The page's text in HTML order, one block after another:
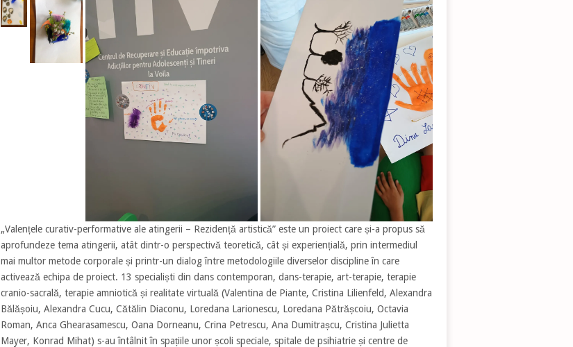
„Valențele curativ-performative ale atingerii – Rezidență artistică” este un proiect care și-a propus să
aprofundeze tema atingerii, atât dintr-o perspectivă teoretică, cât și experiențială, prin intermediul
mai multor metode corporale și printr-un dialog între metodologiile diverselor discipline în care
activează echipa de proiect. 13 specialiști din dans contemporan, dans-terapie, art-terapie, terapie
cranio-sacrală, terapie amniotică și realitate virtuală (Valentina de Piante, Cristina Lilienfeld, Alexandra
Bălășoiu, Alexandra Cucu, Cătălin Diaconu, Loredana Larionescu, Loredana Pătrășcoiu, Octavia
Roman, Anca Ghearasamescu, Oana Dorneanu, Crina Petrescu, Ana Dumitrașcu, Cristina Julietta
Mayer, Konrad Mihat) s-au întâlnit în spațiile unor școli speciale, spitale de psihiatrie și centre de